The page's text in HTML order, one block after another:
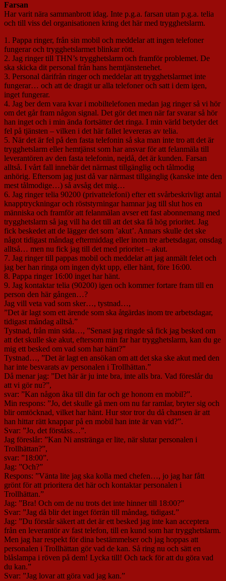
Farsan
Har varit nära sammanbrott idag. Inte p.g.a. farsan utan p.g.a. telia
och till viss del organisationen kring det här med trygghetslarm.
1. Pappa ringer, från sin mobil och meddelar att ingen telefoner
fungerar och trygghetslarmet blinkar rött.
2. Jag ringer till THN’s trygghetslarm och framför problemet. De
ska skicka dit personal från hans hemtjänstenehet.
3. Personal därifrån ringer och meddelar att trygghetslarmet inte
fungerar… och att de dragit ur alla telefoner och satt i dem igen,
inget fungerar.
4. Jag ber dem vara kvar i mobiltelefonen medan jag ringer så vi hör
om det går fram någon signal. Det gör det men när far svarar så hör
han inget och i min ända fortsätter det ringa. I min värld betyder det
fel på tjänsten – vilken i det här fallet levereras av telia.
5. När det är fel på den fasta telefonin så ska man inte tro att det är
trygghetslarm eller hemtjänst som har ansvar för att felanmäla till
leverantören av den fasta telefonin, nejdå, det är kunden. Farsan
alltså. I vårt fall innebär det närmast tillgänglig och tålmodig
anhörig. Eftersom jag just då var närmast tillgänglig (kanske inte den
mest tålmodige…) så avsåg det mig…
6. Jag ringer telia 90200 (privattelefoni) efter ett svårbeskrivligt antal
knapptryckningar och röststyrningar hamnar jag till slut hos en
människa och framför att felanmälan avser ett fast abonnemang med
trygghetslarm så jag vill ha det till att det ska få hög prioritet. Jag
fick beskedet att de lägger det som ’akut’. Annars skulle det ske
något tidigast måndag eftermiddag eller inom tre arbetsdagar, onsdag
alltså… men nu fick jag till det med prioritet – akut.
7. Jag ringer till pappas mobil och meddelar att jag anmält felet och
jag ber han ringa om ingen dykt upp, eller hänt, före 16:00.
8. Pappa ringer 16:00 inget har hänt.
9. Jag kontaktar telia (90200) igen och kommer fortare fram till en
person den här gången…?
Jag vill veta vad som sker…, tystnad…,
”Det är lagt som ett ärende som ska åtgärdas inom tre arbetsdagar,
tidigast måndag alltså.”
Tystnad, från min sida…, ”Senast jag ringde så fick jag besked om
att det skulle ske akut, eftersom min far har trygghetslarm, kan du ge
mig ett besked om vad som har hänt?”
Tystnad…, ”Det är lagt en ansökan om att det ska ske akut med den
har inte besvarats av personalen i Trollhättan.”
Då menar jag: ”Det här är ju inte bra, inte alls bra. Vad föreslår du
att vi gör nu?”,
svar: ”Kan någon åka till din far och ge honom en mobil?”.
Min respons: ”Jo, det skulle gå men om nu far ramlar, bryter sig och
blir omtöcknad, vilket har hänt. Hur stor tror du då chansen är att
han hittar rätt knappar på en mobil han inte är van vid?”.
Svar: ”Jo, det förståss…”.
Jag föreslår: ”Kan Ni anstränga er lite, när slutar personalen i
Trollhättan?”,
svar: ”18:00”.
Jag: ”Och?”
Respons: ”Vänta lite jag ska kolla med chefen…, jo jag har fått
grönt för att prioritera det här och kontaktar personalen i
Trollhättan.”
Jag: ”Bra! Och om de nu trots det inte hinner till 18:00?”
Svar: ”Jag då blir det inget förrän till måndag, tidigast.”
Jag: ”Du förstår säkert att det är ett besked jag inte kan acceptera
från en leverantör av fast telefon, till en kund som har trygghetslarm.
Men jag har respekt för dina bestämmelser och jag hoppas att
personalen i Trollhättan gör vad de kan. Så ring nu och sätt en
blåslampa i röven på dem! Lycka till! Och tack för att du göra vad
du kan.”
Svar: ”Jag lovar att göra vad jag kan.”